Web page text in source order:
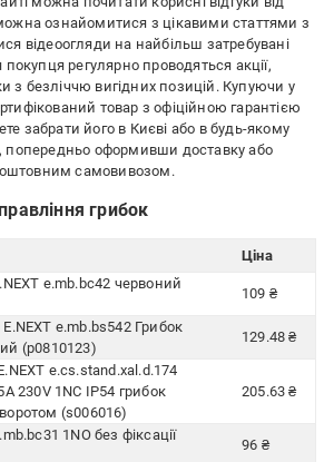
ознайомитися з цікавими статтями з
відеоогляди на найбільш затребувані
регулярно проводяться акції,
з безліччю вигідних позицій. Купуючи у
товар з офіційною гарантією
забрати його в Києві або в будь-якому
попередньо оформивши доставку або
самовивозом.
грибок
Ціна
e.mb.bc42 червоний
109 ₴
e.mb.bs542 Грибок
(p0810123)
129.48 ₴
e.cs.stand.xal.d.174
230V 1NC IP54 грибок
(s006016)
205.63 ₴
1NO без фіксації
96 ₴